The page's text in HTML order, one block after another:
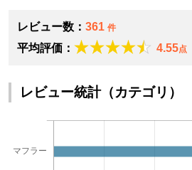
レビュー数： 361 件
平均評価： 4.55点
レビュー統計（カテゴリ）